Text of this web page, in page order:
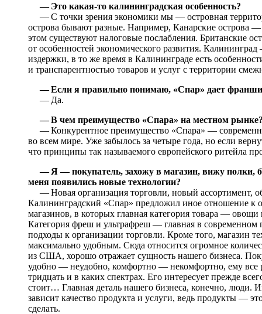
— Это какая-то калининградская особенность?
— С точки зрения экономики мы — островная
острова бывают разные. Например, Канарские острова
этом существуют налоговые послабления. Британские
от особенностей экономического развития.
издержки, в то же время в Калининграде есть
и транспарентностью товаров и услуг с территории
— Если я правильно понимаю, «Спар» дает
— Да.
— В чем преимущество «Спара» на местном
— Конкурентное преимущество «Спара» —
во всем мире. Уже забылось за четыре года, но если
что принципы так называемого европейского ритейла
— Я — покупатель, захожу в магазин, вижу полки,
меня появились новые технологии?
— Новая организация торговли, новый ассортимент,
Калининградский «Спар» предложил иное отношение
магазинов, в которых главная категория товара —
Категория фреш и ультрафреш — главная в
подходы к организации торговли. Кроме того, магазин
максимально удобным. Сюда относится огромное
из США, хорошо отражает сущность нашего бизнеса.
удобно — неудобно, комфортно — некомфортно, ему все
тридцать и в каких спектрах. Его интересует прежде
стоит… Главная деталь нашего бизнеса, конечно, люди.
зависит качество продукта и услуги, ведь продукты —
сделать.